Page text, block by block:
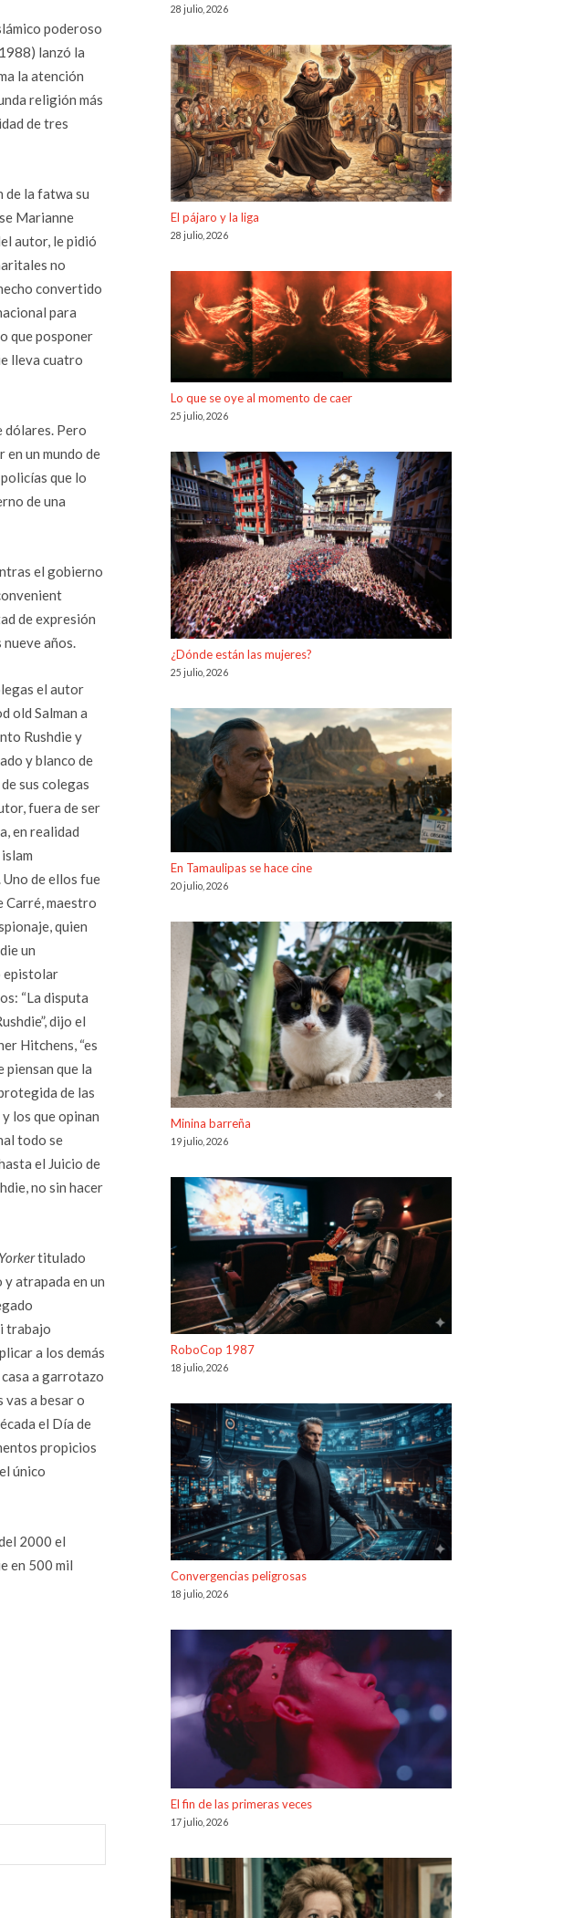
poderoso
lanzó la
la atención
religión más
de tres
de la fatwa su
Marianne
autor, le pidió
no
convertido
para
que posponer
lleva cuatro
dólares. Pero
un mundo de
que lo
de una
el gobierno
de expresión
años.
el autor
old Salman a
Rushdie y
y blanco de
sus colegas
fuera de ser
en realidad
de ellos fue
Carré, maestro
quien
un
epistolar
“La disputa
dijo el
Hitchens, “es
piensan que la
de las
los que opinan
todo se
el Juicio de
no sin hacer
titulado
y atrapada en un
trabajo
a los demás
a garrotazo
vas a besar o
el Día de
propicios
único
2000 el
en 500 mil
28 julio, 2026
El pájaro y la liga
28 julio, 2026
Lo que se oye al momento de caer
25 julio, 2026
¿Dónde están las mujeres?
25 julio, 2026
En Tamaulipas se hace cine
20 julio, 2026
Minina barreña
19 julio, 2026
RoboCop 1987
18 julio, 2026
Convergencias peligrosas
18 julio, 2026
El fin de las primeras veces
17 julio, 2026